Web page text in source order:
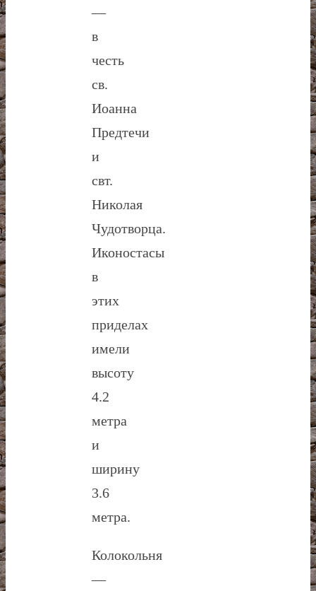
—
в
честь
св.
Иоанна
Предтечи
и
свт.
Николая
Чудотворца.
Иконостасы
в
этих
приделах
имели
высоту
4.2
метра
и
ширину
3.6
метра.
Колокольня
—